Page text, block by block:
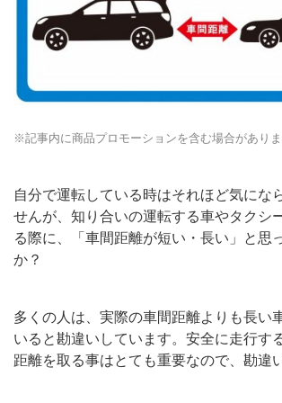
※記事内に商品プロモーションを含む場合がありま
自分で運転している時はそれほど気にな
せんが、知り合いの運転する車やタクシ
る際に、「車間距離が短い・長い」と思
か？
多くの人は、実際の車間距離よりも長い
いると勘違いしています。安全に走行す
距離を取る事はとても重要なので、勘違